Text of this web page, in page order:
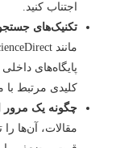
اجتناب کنید.
تکنیک‌های جستجو و
کلیدی مرتبط با
چگونه یک مرور ادبی
مقالات، آن‌ها را